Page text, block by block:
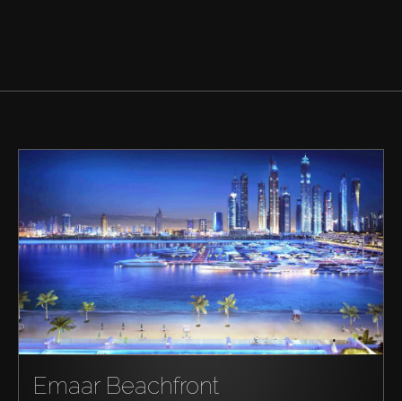
Louer
Vendre
Hors Plan
Agents
About Us
Emaar Beachfront